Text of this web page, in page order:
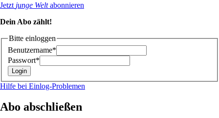
Jetzt junge Weltabonnieren
Dein Abo zählt!
Bitte einloggen
Benutzername*
Passwort*
Hilfe bei Einlog-Problemen
Abo abschließen